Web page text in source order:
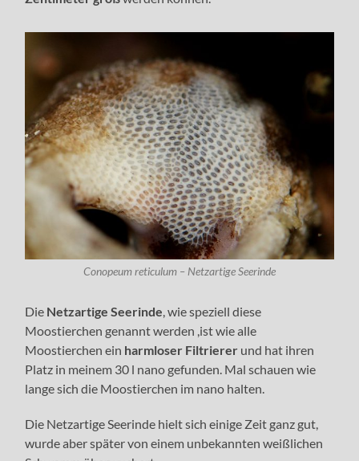
Conopeum reticulum – Netzartige Seerinde
Die Netzartige Seerinde, wie speziell diese
Moostierchen genannt werden ,ist wie alle
Moostierchen ein harmloser Filtrierer und hat ihren
Platz in meinem 30 l nano gefunden. Mal schauen wie
lange sich die Moostierchen im nano halten.
Die Netzartige Seerinde hielt sich einige Zeit ganz gut,
wurde aber später von einem unbekannten weißlichen